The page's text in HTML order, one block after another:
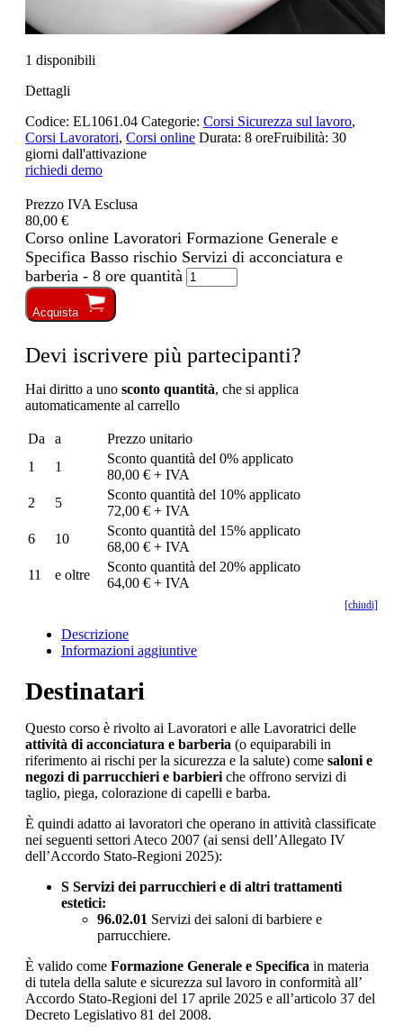
1 disponibili
Dettagli
Codice: EL1061.04 Categorie: Corsi Sicurezza sul lavoro,
Corsi Lavoratori, Corsi online Durata: 8 oreFruibilità: 30
giorni dall'attivazione
richiedi demo
Prezzo IVA Esclusa
80,00 €
Corso online Lavoratori Formazione Generale e
Specifica Basso rischio Servizi di acconciatura e
barberia - 8 ore quantità
Acquista
Devi iscrivere più partecipanti?
Hai diritto a uno sconto quantità, che si applica
automaticamente al carrello
Da a
Prezzo unitario
1
1
Sconto quantità del 0% applicato
80,00 € + IVA
2
5
Sconto quantità del 10% applicato
72,00 € + IVA
6
10
Sconto quantità del 15% applicato
68,00 € + IVA
11
e oltre
Sconto quantità del 20% applicato
64,00 € + IVA
[chiudi]
Descrizione
Informazioni aggiuntive
Destinatari
Questo corso è rivolto ai Lavoratori e alle Lavoratrici delle
attività di acconciatura e barberia (o equiparabili in
riferimento ai rischi per la sicurezza e la salute) come saloni e
negozi di parrucchieri e barbieri che offrono servizi di
taglio, piega, colorazione di capelli e barba.
È quindi adatto ai lavoratori che operano in attività classificate
nei seguenti settori Ateco 2007 (ai sensi dell’Allegato IV
dell’Accordo Stato-Regioni 2025):
S Servizi dei parrucchieri e di altri trattamenti
estetici:
96.02.01 Servizi dei saloni di barbiere e
parrucchiere.
È valido come Formazione Generale e Specifica in materia
di tutela della salute e sicurezza sul lavoro in conformità all’
Accordo Stato-Regioni del 17 aprile 2025 e all’articolo 37 del
Decreto Legislativo 81 del 2008.